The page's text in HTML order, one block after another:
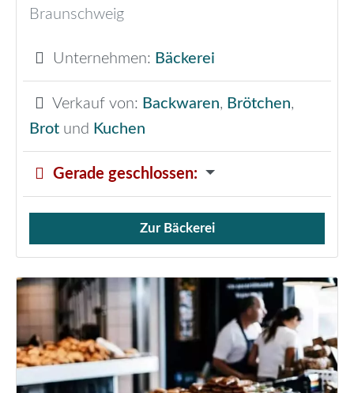
Braunschweig
Unternehmen: Bäckerei
Verkauf von: Backwaren, Brötchen,
Brot und Kuchen
Gerade geschlossen:
Verkauf von Brötchen,
Zur Bäckerei